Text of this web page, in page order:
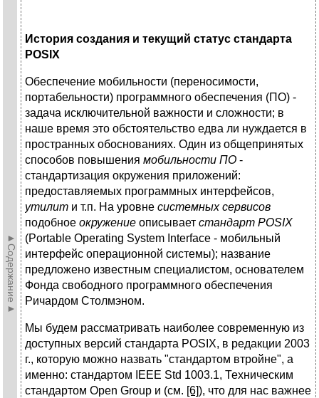
►Содержание►
История создания и текущий статус стандарта
POSIX
Обеспечение мобильности (переносимости,
портабельности) программного обеспечения (ПО) -
задача исключительной важности и сложности; в
наше время это обстоятельство едва ли нуждается в
пространных обоснованиях. Один из общепринятых
способов повышения мобильности ПО -
стандартизация окружения приложений:
предоставляемых программных интерфейсов,
утилит и т.п. На уровне системных сервисов
подобное окружение описывает стандарт POSIX
(Portable Operating System Interface - мобильный
интерфейс операционной системы); название
предложено известным специалистом, основателем
Фонда свободного программного обеспечения
Ричардом Столмэном.
Мы будем рассматривать наиболее современную из
доступных версий стандарта POSIX, в редакции 2003
г., которую можно назвать "стандартом втройне", а
именно: стандартом IEEE Std 1003.1, Техническим
стандартом Open Group и (см. [6]), что для нас важнее